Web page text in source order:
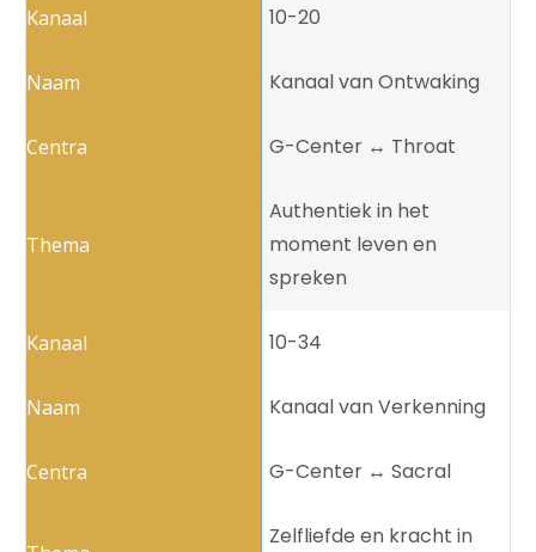
10-20
Kanaal van Ontwaking
G-Center ↔️ Throat
Authentiek in het
moment leven en
spreken
10-34
Kanaal van Verkenning
G-Center ↔️ Sacral
Zelfliefde en kracht in